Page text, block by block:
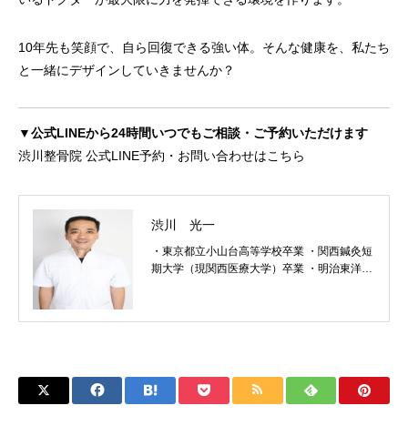
10年先も笑顔で、自ら回復できる強い体。そんな健康を、私たち
と一緒にデザインしていきませんか？
▼公式LINEから24時間いつでもご相談・ご予約いただけます
渋川整骨院 公式LINE予約・お問い合わせはこちら
渋川 光一
・東京都立小山台高等学校卒業 ・関西鍼灸短
期大学（現関西医療大学）卒業 ・明治東洋医
師 ☆一般資格 ・姿勢教育指導士 ☆所属協会